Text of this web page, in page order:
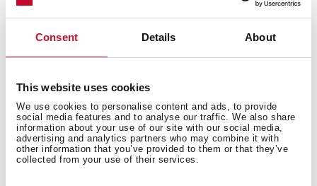
Consent Details About
This website uses cookies
We use cookies to personalise content and ads, to provide
social media features and to analyse our traffic. We also share
information about your use of our site with our social media,
advertising and analytics partners who may combine it with
other information that you’ve provided to them or that they’ve
collected from your use of their services.
Innenmaße